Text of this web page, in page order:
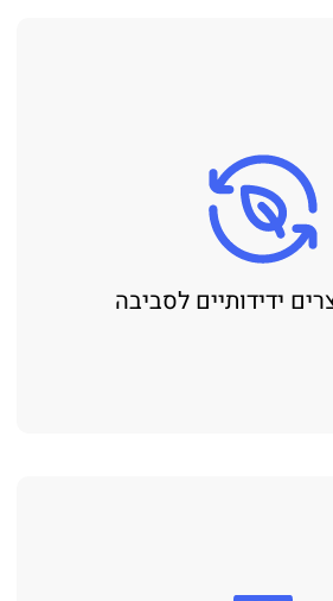
ידידותיים לסביבה